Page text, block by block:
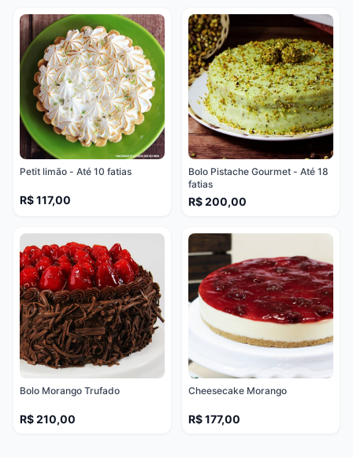
Petit limão - Até 10 fatias
R$ 117,00
Bolo Pistache Gourmet - Até 18
fatias
R$ 200,00
Bolo Morango Trufado
R$ 210,00
Cheesecake Morango
R$ 177,00